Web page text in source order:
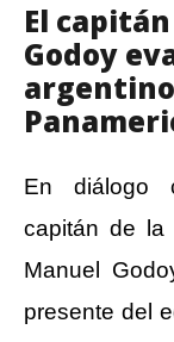
El
Godoy
En diálogo
capitán de la
Manuel
presente del